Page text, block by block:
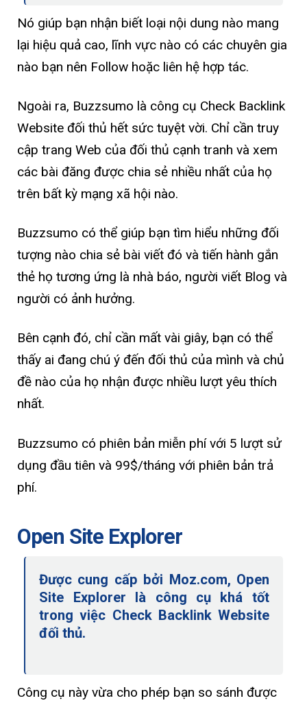
Nó giúp bạn nhận biết loại nội dung nào mang
lại hiệu quả cao, lĩnh vực nào có các chuyên gia
nào bạn nên Follow hoặc liên hệ hợp tác.
Ngoài ra, Buzzsumo là công cụ Check Backlink
Website đối thủ hết sức tuyệt vời. Chỉ cần truy
cập trang Web của đối thủ cạnh tranh và xem
các bài đăng được chia sẻ nhiều nhất của họ
trên bất kỳ mạng xã hội nào.
Buzzsumo có thể giúp bạn tìm hiểu những đối
tượng nào chia sẻ bài viết đó và tiến hành gắn
thẻ họ tương ứng là nhà báo, người viết Blog và
người có ảnh hưởng.
Bên cạnh đó, chỉ cần mất vài giây, bạn có thể
thấy ai đang chú ý đến đối thủ của mình và chủ
đề nào của họ nhận được nhiều lượt yêu thích
nhất.
Buzzsumo có phiên bản miễn phí với 5 lượt sử
dụng đầu tiên và 99$/tháng với phiên bản trả
phí.
Open Site Explorer
Được cung cấp bởi Moz.com, Open
Site Explorer là công cụ khá tốt
trong việc Check Backlink Website
đối thủ.
Công cụ này vừa cho phép bạn so sánh được